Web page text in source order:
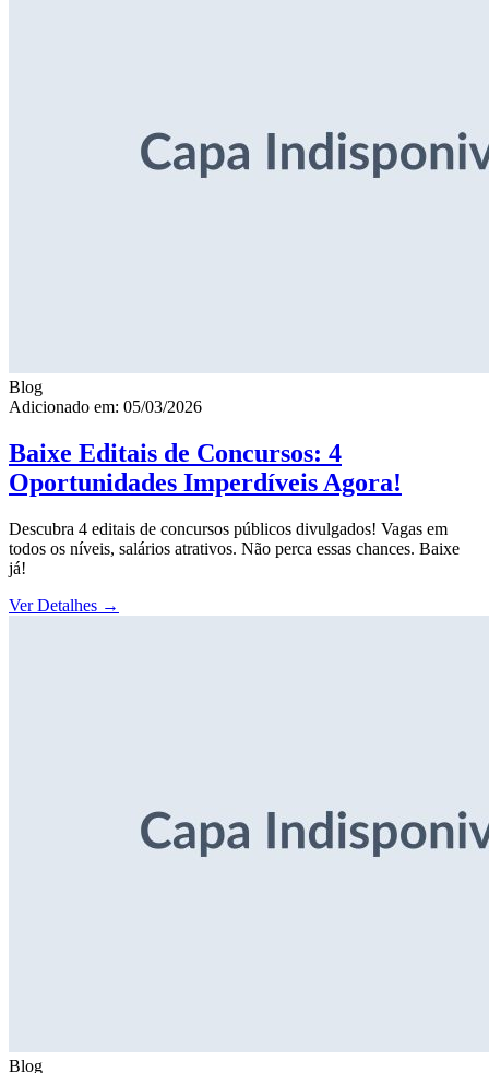
Blog
Adicionado em: 05/03/2026
Baixe Editais de Concursos: 4
Oportunidades Imperdíveis Agora!
Descubra 4 editais de concursos públicos divulgados! Vagas em
todos os níveis, salários atrativos. Não perca essas chances. Baixe
já!
Ver Detalhes →
Blog